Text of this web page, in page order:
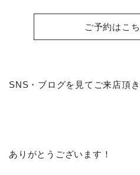
ご予約はこ
SNS・ブログを見てご来店頂き
ありがとうございます！